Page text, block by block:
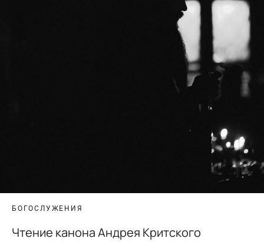
БОГОСЛУЖЕНИЯ
Чтение канона Андрея Критского